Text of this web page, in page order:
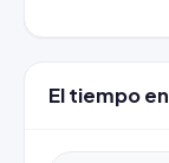
El tiempo